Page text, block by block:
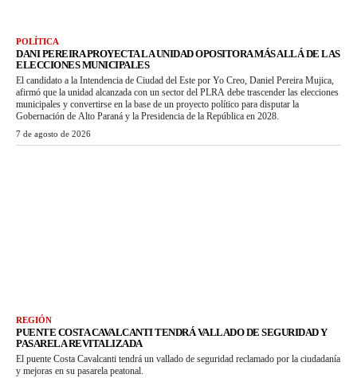
POLÍTICA
DANI PEREIRA PROYECTA LA UNIDAD OPOSITORA MÁS ALLÁ DE LAS
ELECCIONES MUNICIPALES
El candidato a la Intendencia de Ciudad del Este por Yo Creo, Daniel Pereira Mujica,
afirmó que la unidad alcanzada con un sector del PLRA debe trascender las elecciones
municipales y convertirse en la base de un proyecto político para disputar la
Gobernación de Alto Paraná y la Presidencia de la República en 2028.
7 de agosto de 2026
REGIÓN
PUENTE COSTA CAVALCANTI TENDRÁ VALLADO DE SEGURIDAD Y
PASARELA REVITALIZADA
El puente Costa Cavalcanti tendrá un vallado de seguridad reclamado por la ciudadanía
y mejoras en su pasarela peatonal.